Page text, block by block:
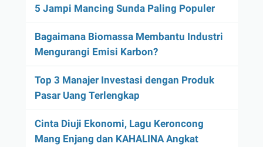
5 Jampi Mancing Sunda Paling Populer
Bagaimana Biomassa Membantu Industri
Mengurangi Emisi Karbon?
Top 3 Manajer Investasi dengan Produk
Pasar Uang Terlengkap
Cinta Diuji Ekonomi, Lagu Keroncong
Mang Enjang dan KAHALINA Angkat